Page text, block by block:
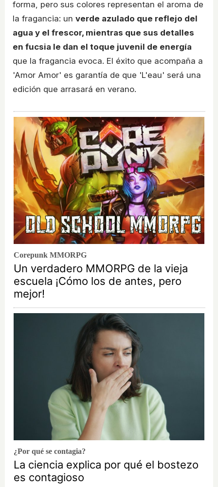
forma, pero sus colores representan el aroma de
la fragancia: un verde azulado que reflejo del
agua y el frescor, mientras que sus detalles
en fucsia le dan el toque juvenil de energía
que la fragancia evoca. El éxito que acompaña a
'Amor Amor' es garantía de que 'L'eau' será una
edición que arrasará en verano.
Corepunk MMORPG
Un verdadero MMORPG de la vieja
escuela ¡Cómo los de antes, pero
mejor!
¿Por qué se contagia?
La ciencia explica por qué el bostezo
es contagioso